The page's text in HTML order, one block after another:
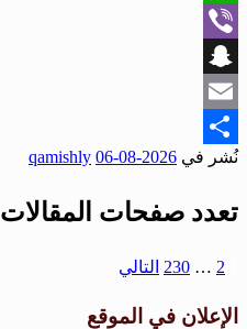
WhatsApp
Viber
Snapchat
Email
Share
نُشر في 2026-08-06
qamishly
تعدد صفحات المقالات
2
…
230 التالي
الإعلان في الموقع